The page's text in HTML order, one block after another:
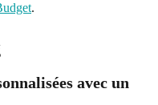
.
avec un